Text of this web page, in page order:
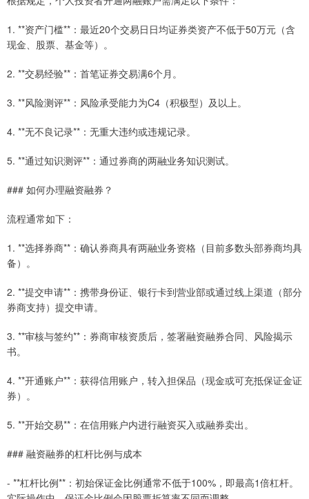
1. **资产门槛**：最近20个交易日日均证券类资产不低于50万元（含
现金、股票、基金等）。
2. **交易经验**：首笔证券交易满6个月。
3. **风险测评**：风险承受能力为C4（积极型）及以上。
4. **无不良记录**：无重大违约或违规记录。
5. **通过知识测评**：通过券商的两融业务知识测试。
### 如何办理融资融券？
流程通常如下：
1. **选择券商**：确认券商具有两融业务资格（目前多数头部券商均具
备）。
2. **提交申请**：携带身份证、银行卡到营业部或通过线上渠道（部分
券商支持）提交申请。
3. **审核与签约**：券商审核资质后，签署融资融券合同、风险揭示
书。
4. **开通账户**：获得信用账户，转入担保品（现金或可充抵保证金证
券）。
5. **开始交易**：在信用账户内进行融资买入或融券卖出。
### 融资融券的杠杆比例与成本
- **杠杆比例**：初始保证金比例通常不低于100%，即最高1倍杠杆。